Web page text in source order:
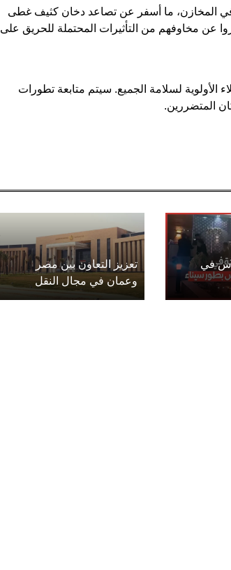
في المخازن، ما أسفر عن تصاعد دخان كثيف غطى
عن مخاوفهم من التأثيرات المحتملة للحريق على
لسلامة الجميع. سيتم متابعة تطورات
المتضررين.
في
تعزيز التعاون بين مصر
وعمان في مجال النقل